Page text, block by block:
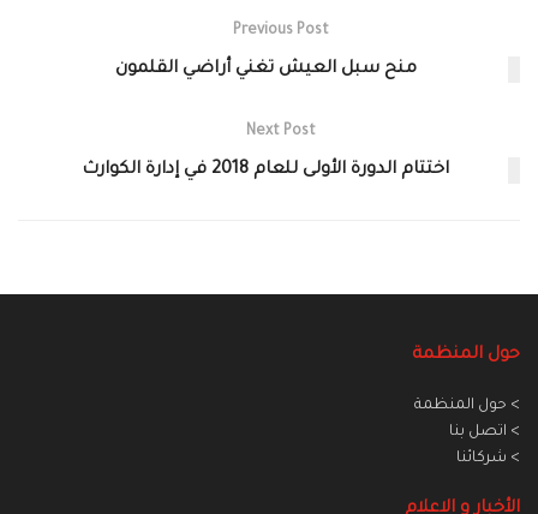
Previous Post
منح سبل العيش تغني أراضي القلمون
Next Post
اختتام الدورة الأولى للعام 2018 في إدارة الكوارث
حول المنظمة
> حول المنظمة
> اتصل بنا
> شركائنا
الأخبار و الاعلام